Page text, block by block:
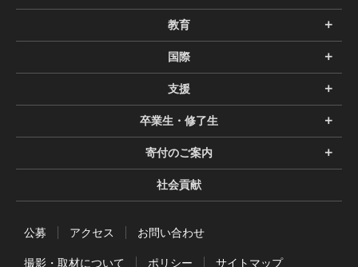
教育
国際
支援
卒業生・修了生
寄付のご案内
社会貢献
公募 アクセス お問い合わせ
撮影・取材について ポリシー サイトマップ